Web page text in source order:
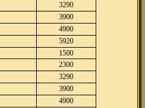
3290
3900
4900
5920
1500
2300
3290
3900
4900